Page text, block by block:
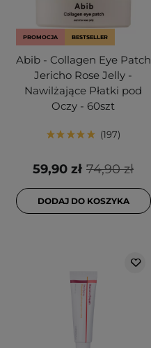
PROMOCJA BESTSELLER
Abib - Collagen Eye Patch
Jericho Rose Jelly -
Nawilżające Płatki pod
Oczy - 60szt
197
74,90 zł
59,90 zł
DODAJ DO KOSZYKA